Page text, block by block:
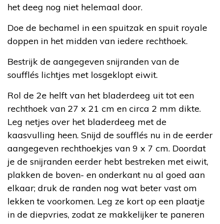
het deeg nog niet helemaal door.
Doe de bechamel in een spuitzak en spuit royale
doppen in het midden van iedere rechthoek.
Bestrijk de aangegeven snijranden van de
soufflés lichtjes met losgeklopt eiwit.
Rol de 2e helft van het bladerdeeg uit tot een
rechthoek van 27 x 21 cm en circa 2 mm dikte.
Leg netjes over het bladerdeeg met de
kaasvulling heen. Snijd de soufflés nu in de eerder
aangegeven rechthoekjes van 9 x 7 cm. Doordat
je de snijranden eerder hebt bestreken met eiwit,
plakken de boven- en onderkant nu al goed aan
elkaar; druk de randen nog wat beter vast om
lekken te voorkomen. Leg ze kort op een plaatje
in de diepvries, zodat ze makkelijker te paneren